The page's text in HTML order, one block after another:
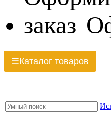
☰Каталог товаров